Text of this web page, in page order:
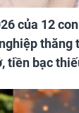
của 12
thăng
tiền bạc